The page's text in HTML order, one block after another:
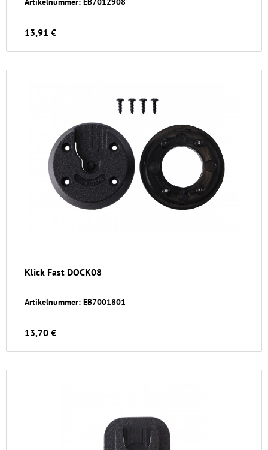
13,91 €
Klick Fast DOCK08
Artikelnummer: EB7001801
13,70 €